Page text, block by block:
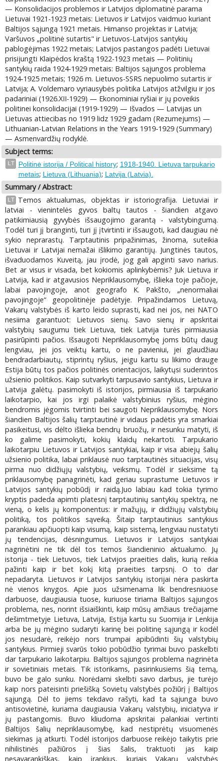
— Konsolidacijos problemos ir Latvijos diplomatinė parama
Lietuvai 1921-1923 metais: Lietuvos ir Latvijos vaidmuo kuriant
Baltijos sąjungą 1921 metais. Himanso projektas ir Latvija;
Varšuvos „politinė sutartis" ir Lietuvos-Latvijos santykių
pablogėjimas 1922 metais; Latvijos pastangos padėti Lietuvai
prisijungti Klaipėdos kraštą 1922-1923 metais — Politinių
santykių raida 1924-1929 metais: Baltijos sąjungos problema
1924-1925 metais; 1926 m. Lietuvos-SSRS nepuolimo sutartis ir
Latvija; A. Voldemaro vyriausybės politika Latvijos atžvilgiu ir jos
padariniai (1926.XII-1929) — Ekonominiai ryšiai ir jų poveikis
politinei konsolidacijai (1919-1929) — Išvados — Latvijas un
Lietuvas attiecibas no 1919 lidz 1929 gadam (Rezumejums) —
Lithuanian-Latvian Relations in the Years 1919-1929 (Summary)
— Asmenvardžių rodyklė.
Subject terms:
LT Politinė istorija / Political history; 1918-1940. Lietuva tarpukario
metais; Lietuva (Lithuania); Latvija (Latvia).
Summary / Abstract:
LT
Temos aktualumas, objektas ir istoriografija. Lietuviai ir
latviai - vienintelės gyvos baltų tautos - šiandien atgavo
patikimiausią gyvybės išsaugojimo garantą - valstybingumą.
Todėl turi jį branginti, turi jį įtvirtinti ir išsaugoti, kad daugiau nė
sykio neprarastų. Tarptautinis pripažinimas, žinoma, suteikia
Lietuvai ir Latvijai nemažai išlikimo garantijų. Jungtinės tautos,
išvaduodamos Kuveitą, jau įrodė, jog gali apginti savo narius.
Bet ar visus ir visada, bet kokiomis aplinkybėmis? Juk Lietuva ir
Latvija, kad ir atgavusios Nepriklausomybę, išlieka toje pačioje,
labai pavojingoje, anot geografo K. Pakšto, „nenormaliai
pavojingoje“ geopolitinėje padėtyje. Pripažindamos Lietuvą,
Vakarų valstybės iš karto leido suprasti, kad nei jos, nei NATO
nesiima garantuot: Lietuvos sienų. Savo sienų ir apskritai
valstybių saugumu tiek Lietuva, tiek Latvija turės pirmiausia
pasirūpinti pačios. Išsaugoti Nepriklausomybę joms būtų daug
lengviau, jei jos veiktų kartu, o ne pavieniui, jei glaudžiau
bendradarbiautų, stiprintų ryšius, jeigu kartu su likimo drauge
Estija būtų tos pačios politinės orientacijos, laikytųsi suderintos
užsienio politikos. Kaip sutvarkyti tarpusavio santykius, Lietuva ir
Latvija galėtų. pasimokyti iš istorijos, pirmiausia iš tarpukario
laikotarpio, kai jos irgi palaikė valstybinius ryšius, mėgino
bendromis jėgomis tvirtinti bei saugoti Nepriklausomybę. Nors
šiandien Baltijos šalių tarptautinė ir vidaus padėtis yra smarkiai
pasikeitusi, vis dėlto išlieka bendrų bruožų, ir nesunku matyti, iš
ko galime pasimokyti, kokių klaidų nekartoti. Tarpukario
laikotarpiu Lietuvos ir Latvijos santykiai, kaip ir visa abiejų šalių
užsienio politika, labai priklausė nuo tarptautinės situacijas, visų
pirma nuo didžiųjų valstybių, veiksmų. Todėl ir sieksime tą
priklausomybę panagrinėti, kad geriau suprastume Lietuvos ir
Latvijos santykių pobūdį ir raidą.Juo labiau kad tokia tyrimo
kryptis padeda apimti platesnį tarptautinių santykių spektrą, ne
vieną, o kelis jų komponentus: ir mažųjų, ir didžiųjų valstybių
politiką, tos politikos sąveiką. Šitaip tarptautinius santykius
parankiau apčiuopti kaip visumą, kaip sistemą, lengviau nustatyti
jų tendencijas, dėsningumus. Lietuvos ir Latvijos santykiai
nagrinėtini ne tik dėl tos temos šiandieninio aktualumo. Jų
istorija - tiek Lietuvos, tiek Latvijos praeities dalis, kurią reikia
pažinti kaip ir bet kokį kitą praeities tarpsnį. O to dar
nepadaryta. Lietuvos ir Latvijos santykių istorijai nėra paskirta
nė vienos knygos. Apie juos užsimenama lik bendresniuose
darbuose, daugiausia tuose, kuriuose tiriama Baltijos sąjungos
problema, nes, norint išsiaiškinti, kaip mūsų amžiaus trečiajame
dešimtmetyje Lietuva, Latvija, Estija kartu su Suomija ir Lenkija
arba be jų mėgino sudaryti karinę bei politinę sąjungą ir kodėl
jos nesudarė, reikėjo nors trumpai apibūdinti šių valstybių
santykius. Pirmieji svarūs tokio pobūdžio tyrimai buvo paskelbti
dar tarpukario laikotarpiu. Baltijos sąjungos problema nagrinėta
ir sovietiniais metais. Tik istorikams, pasirinkusiems šią temą,
buvo be galo sunku. Norėdami skelbti savo darbus, jie turėjo
kaip nors pateisinti priešišką Sovietų valstybės požiūrį į Baltijos
sąjungą. Dėl to jiems tekdavo rašyti, kad ta sąjunga buvo
antisovietinė, kuriama daugiausia Vakarų valstybių, iniciatyva ir
jų pastangomis. Buvo kliudoma apskritai palankiai vertinti
Baltijos šalių nepriklausomybę, kad nestiprėtų visuomenės
siekimas ją atkurti. Todėl istorijos darbuose reikėjo taikytis prie
nihilistinės pažiūros į šias šalis, traktuoti jas kaip
nesavarankiškas, kaip įrankius, kuriais Vakarų valstybės